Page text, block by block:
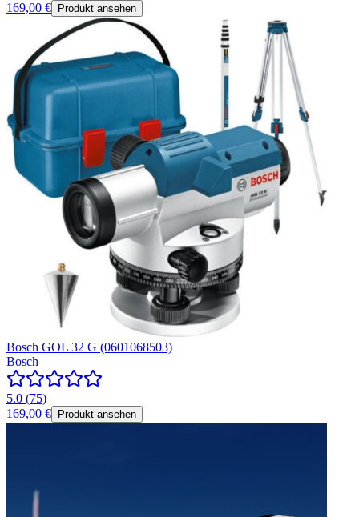
169,00 €
Produkt ansehen
Bosch GOL 32 G (0601068503)
Bosch
5.0 (75)
169,00 €
Produkt ansehen